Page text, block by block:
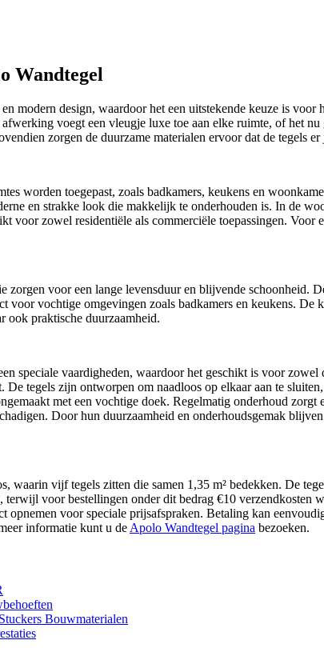
Wandtegel
modern design, waardoor het een uitstekende keuze is
voegt een vleugje luxe toe aan elke ruimte, of het
zorgen de duurzame materialen ervoor dat de tegels
worden toegepast, zoals badkamers, keukens en
en strakke look die makkelijk te onderhouden is. In de
voor zowel residentiële als commerciële toepassingen.
voor een lange levensduur en blijvende schoonheid.
voor vochtige omgevingen zoals badkamers en keukens.
ook praktische duurzaamheid.
speciale vaardigheden, waardoor het geschikt is voor
tegels zijn ontworpen om naadloos op elkaar aan te
met een vochtige doek. Regelmatig onderhoud
Door hun duurzaamheid en onderhoudsgemak
vijf tegels zitten die samen 1,35 m² bedekken. De
voor bestellingen onder dit bedrag €10 verzendkosten
opnemen voor speciale prijsafspraken. Betaling kan
informatie kunt u de Apolo Wandtegel pagina bezoeken.
Bouwmaterialen